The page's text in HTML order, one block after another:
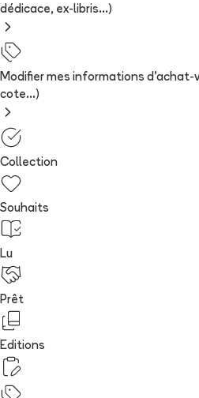
dédicace, ex-libris...)
Modifier mes informations d'achat-
cote...)
Collection
Souhaits
Lu
Prêt
Editions